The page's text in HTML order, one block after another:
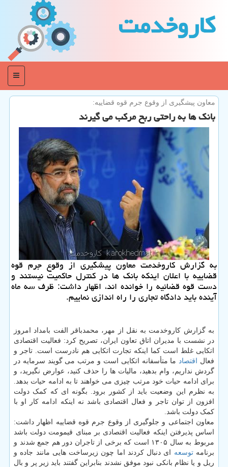
كاروخدمت
منو
معاون پیشگیری از وقوع جرم قوه قضاییه:
بانك ها به راحتی ربح مركب می گیرند
به گزارش كاروخدمت معاون پیشگیری از وقوع جرم قوه
قضاییه با اعلان اینكه بانك ها در كنترل حاكمیت نیستند و
دست قوه قضائیه را خوانده اند، اظهار داشت: ظرف سه ماه
آینده باید دادگاه تجاری را راه اندازی نماییم.
به گزارش کاروخدمت به نقل از مهر، محمدباقر الفت بامداد امروز
در نشست با مدیران اتاق تعاون ایران، تصریح کرد: فعالیت اقتصادی
اتکایی غلط است کما اینکه تجارت اتکایی هم نادرست است. تاجر و
فعال
اقتصاد ما متأسفانه اتکایی است و مرتب می گویند سرمایه در
گردش نداریم، وام بدهید، مالیات ها را حذف کنید، عوارض نگیرید، و
برای ادامه حیات خود مرتب چیزی می خواهند تا به ادامه حیات بدهد.
به نظرم این وضعیت باید از کشور برود. بگونه ای که کمک دولت
افزون از توان تاجر و فعال اقتصادی باشد نه اینکه ادامه کار او با
کمک دولت باشد.
معاون اجتماعی و جلوگیری از وقوع جرم قوه قضاییه اظهار داشت:
اساس پذیرفتن اینکه فعالیت اقتصادی بر مبنای قیمومت دولت باشد
مربوط به سال ۱۳۰۵ است که برخی از تاجران دور هم جمع شدند و
برنامهتوسعه ای دنبال کردند اما چون زیرساخت هایی مانند جاده و
ریل و یا نظام بانکی نبود موفق نشدند بنابراین گفتند باید زیر پر و بال